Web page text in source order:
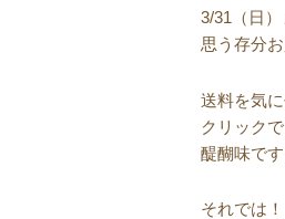
3/31（日
思う存分
送料を気
クリック
醍醐味です
それでは！